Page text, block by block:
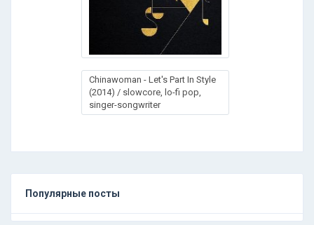
Chinawoman - Let's Part In Style
(2014) / slowcore, lo-fi pop,
singer-songwriter
Популярные посты